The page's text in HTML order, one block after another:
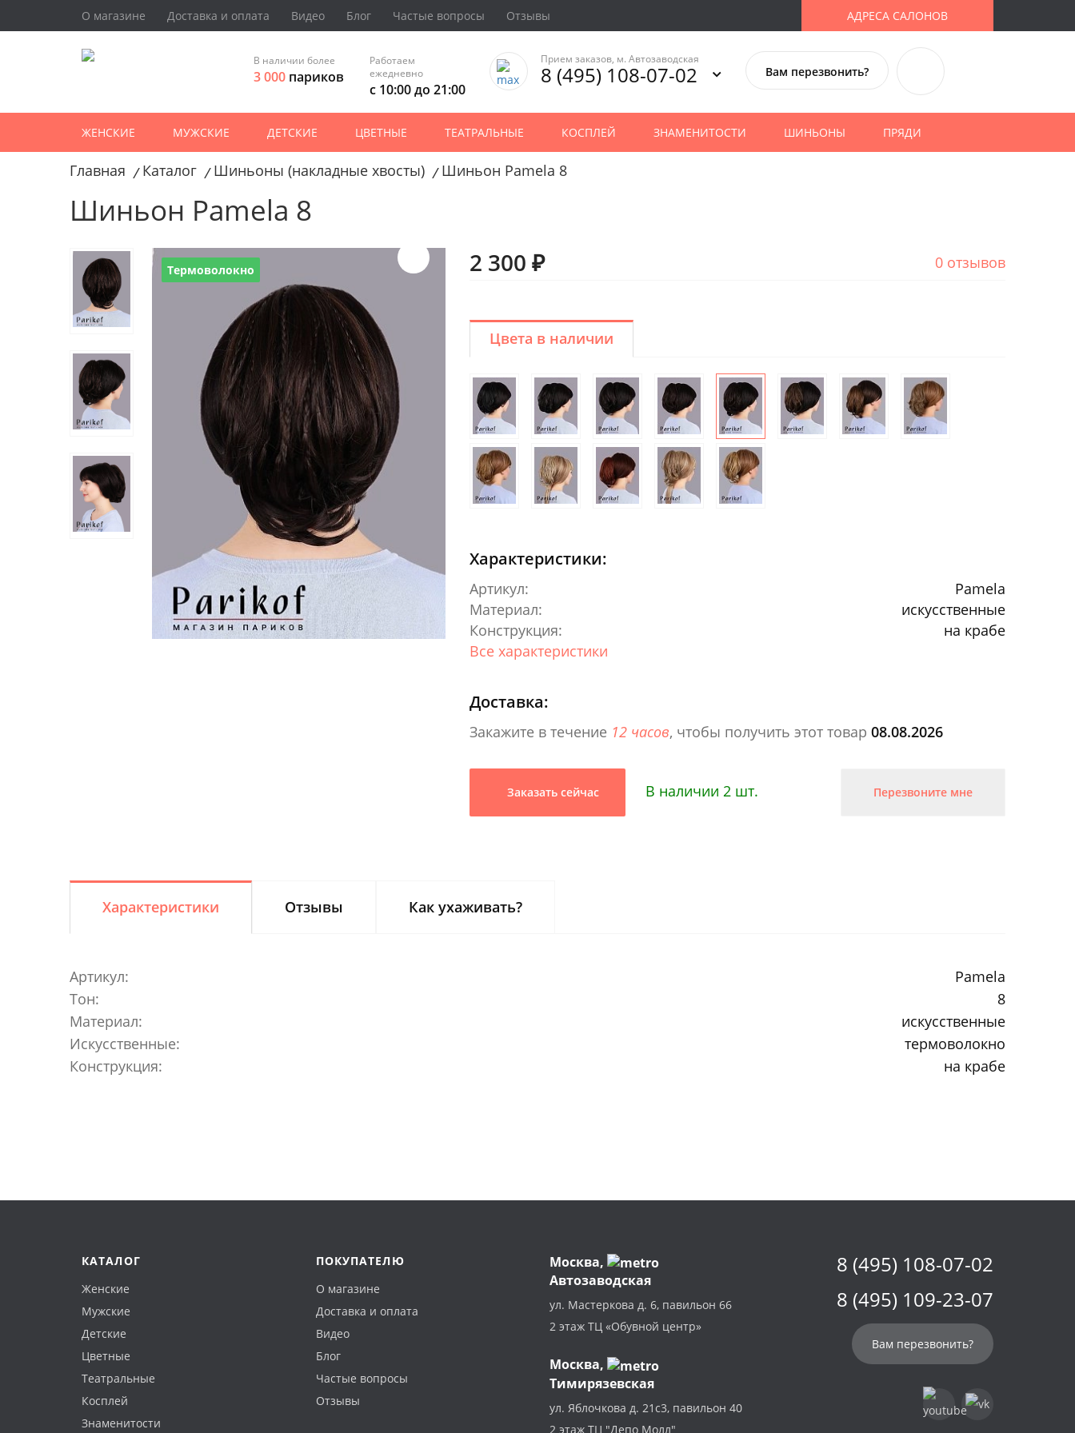
О магазине Доставка и оплата Видео Блог Частые вопросы Отзывы АДРЕСА САЛОНОВ
В наличии более
3 000 париков
Работаем
ежедневно
с 10:00 до 21:00
Прием заказов, м. Автозаводская
8 (495) 108-07-02 Вам перезвонить?
ЖЕНСКИЕ МУЖСКИЕ ДЕТСКИЕ ЦВЕТНЫЕ ТЕАТРАЛЬНЫЕ КОСПЛЕЙ ЗНАМЕНИТОСТИ ШИНЬОНЫ ПРЯДИ
Главная / Каталог / Шиньоны (накладные хвосты) / Шиньон Pamela 8
Шиньон Pamela 8
Термоволокно 2 300 ₽ 0 отзывов
Цвета в наличии
Характеристики:
Артикул:
Pamela
Материал:
искусственные
Конструкция:
на крабе
Все характеристики
Доставка:
Закажите в течение 12 часов, чтобы получить этот товар 08.08.2026
Заказать сейчас В наличии 2 шт. Перезвоните мне
Характеристики Отзывы Как ухаживать?
Артикул:
Pamela
Тон:
8
Материал:
искусственные
Искусственные:
термоволокно
Конструкция:
на крабе
КАТАЛОГ
Женские
Мужские
Детские
Цветные
Театральные
Косплей
Знаменитости
ПОКУПАТЕЛЮ
О магазине
Доставка и оплата
Видео
Блог
Частые вопросы
Отзывы
Москва,
Автозаводская
ул. Мастеркова д. 6, павильон 66
2 этаж ТЦ «Обувной центр»
Москва,
Тимирязевская
ул. Яблочкова д. 21с3, павильон 40
2 этаж ТЦ "Депо Молл"
8 (495) 108-07-02
8 (495) 109-23-07
Вам перезвонить?